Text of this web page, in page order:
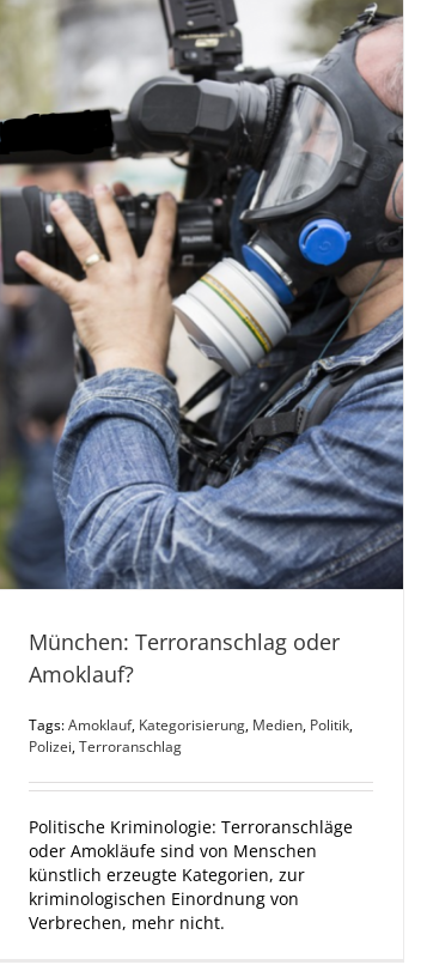
München: Terroranschlag oder
Amoklauf?
Tags:Amoklauf, Kategorisierung, Medien, Politik,
Polizei,Terroranschlag
Politische Kriminologie: Terroranschläge
oder Amokläufe sind von Menschen
künstlich erzeugte Kategorien, zur
kriminologischen Einordnung von
Verbrechen, mehr nicht.